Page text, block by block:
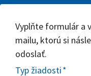
Vyplňte formulár a
mailu, ktorú si
odoslať.
Typ žiadosti*